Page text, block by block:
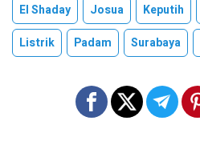
El Shaday Josua Keputih
Listrik
Padam Surabaya